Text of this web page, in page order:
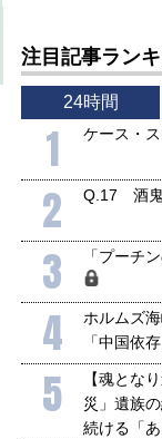
注目記事ラン
24時間
1 ケース・
2 Q.17 酒鬼
3 「プーチ
4
ホルムズ
「中国依
5
【魂とな
災」遺族
続ける「